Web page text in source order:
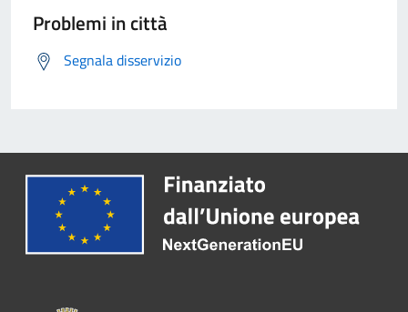
Problemi in città
Segnala disservizio